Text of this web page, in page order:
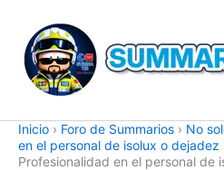
contenido
Inicio › Foro de Summarios › No
en el personal de isolux o dejadez
Profesionalidad en el personal de